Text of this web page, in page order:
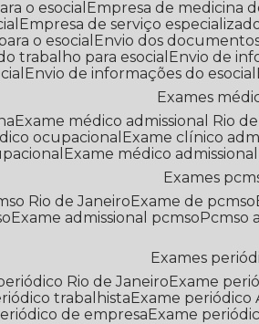
o esocial
Empresa de medicina
Empresa de serviço
o esocial
Envio dos
trabalho para esocial
Envio de
Envio de informações do esocial
Exames
Exame médico admissional Rio
ocupacional Exame clínico
Exame médico admissional
Exames
Rio de Janeiro Exame de pcmso
Exame admissional pcmso Pcmso
Exames
Rio de Janeiro Exame
trabalhista Exame periódico
de empresa
Exame